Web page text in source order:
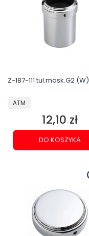
Z-187-111 tul.mask.G2 (W)
PRODUCENT
ATM
Cena
12,10 zł
DO KOSZYKA